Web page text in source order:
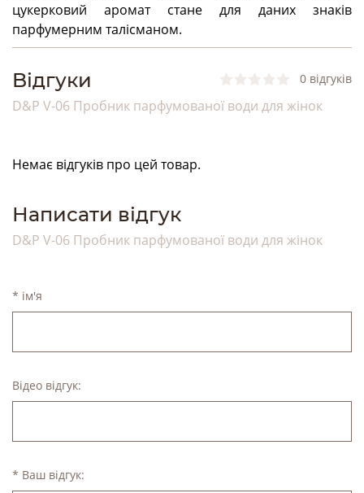
цукерковий аромат стане для даних знаків
парфумерним талісманом.
Bідгуки
D&P V-06 Пробник парфумованої води для жінок
0 відгуків
Немає відгуків про цей товар.
Написати відгук
D&P V-06 Пробник парфумованої води для жінок
* ім'я
Відео відгук:
* Ваш відгук: